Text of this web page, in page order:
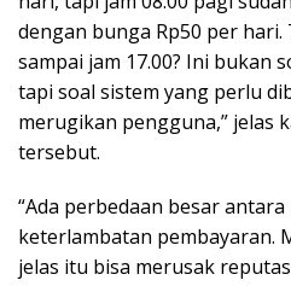
dengan bunga Rp50 per
sampai jam 17.00? Ini bukan
tapi soal sistem yang perlu
merugikan pengguna,” jelas
tersebut.
“Ada perbedaan besar
keterlambatan pembayaran.
jelas itu bisa merusak